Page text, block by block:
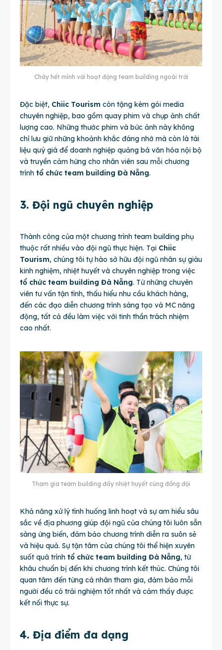
Cháy hết mình với hoạt động team building ngoài trời
Đặc biệt, Chiic Tourism còn tặng kèm gói media
chuyên nghiệp, bao gồm quay phim và chụp ảnh chất
lượng cao. Những thước phim và bức ảnh này không
chỉ lưu giữ những khoảnh khắc đáng nhớ mà còn là tài
liệu quý giá để doanh nghiệp quảng bá văn hóa nội bộ
và truyền cảm hứng cho nhân viên sau mỗi chương
trình tổ chức team building Đà Nẵng.
3. Đội ngũ chuyên nghiệp
Thành công của một chương trình team building phụ
thuộc rất nhiều vào đội ngũ thực hiện. Tại Chiic
Tourism, chúng tôi tự hào sở hữu đội ngũ nhân sự giàu
kinh nghiệm, nhiệt huyết và chuyên nghiệp trong việc
tổ chức team building Đà Nẵng. Từ những chuyên
viên tư vấn tận tình, thấu hiểu nhu cầu khách hàng,
đến các đạo diễn chương trình sáng tạo và MC năng
động, tất cả đều làm việc với tinh thần trách nhiệm
cao nhất.
Tham gia team building đầy nhiệt huyết cùng đồng đội
Khả năng xử lý tình huống linh hoạt và sự am hiểu sâu
sắc về địa phương giúp đội ngũ của chúng tôi luôn sẵn
sàng ứng biến, đảm bảo chương trình diễn ra suôn sẻ
và hiệu quả. Sự tận tâm của chúng tôi thể hiện xuyên
suốt quá trình tổ chức team building Đà Nẵng, từ
khâu chuẩn bị đến khi chương trình kết thúc. Chúng tôi
quan tâm đến từng cá nhân tham gia, đảm bảo mỗi
người đều có trải nghiệm tốt nhất và cảm thấy được
kết nối thực sự.
4. Địa điểm đa dạng